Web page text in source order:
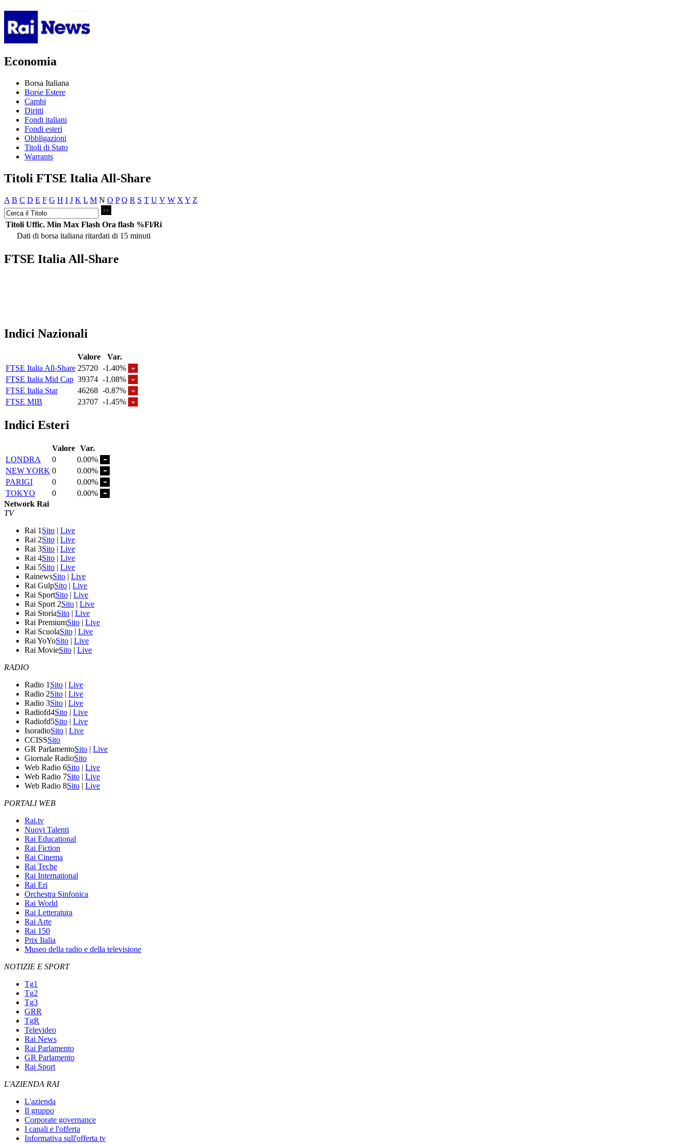
Economia
Borsa Italiana
Borse Estere
Cambi
Diritti
Fondi italiani
Fondi esteri
Obbligazioni
Titoli di Stato
Warrants
Titoli FTSE Italia All-Share
A B C D E F G H I J K L M N O P Q R S T U V W X Y Z
Titoli Uffic. Min Max Flash Ora flash %Fl/Ri
Dati di borsa italiana ritardati di 15 minuti
FTSE Italia All-Share
Indici Nazionali
Valore
Var.
FTSE Italia All-Share 25720 -1.40%
FTSE Italia Mid Cap 39374 -1.08%
FTSE Italia Star
46268 -0.87%
FTSE MIB
23707 -1.45%
Indici Esteri
Valore Var.
LONDRA
0
0.00%
NEW YORK 0
0.00%
PARIGI
0
0.00%
TOKYO
0
0.00%
Network Rai
TV
Rai 1 Sito | Live
Rai 2Sito | Live
Rai 3Sito | Live
Rai 4Sito | Live
Rai 5Sito | Live
RainewsSito | Live
Rai GulpSito | Live
Rai SportSito | Live
Rai Sport 2Sito | Live
Rai StoriaSito | Live
Rai PremiumSito | Live
Rai ScuolaSito | Live
Rai YoYoSito | Live
Rai MovieSito | Live
RADIO
Radio 1 Sito | Live
Radio 2Sito | Live
Radio 3Sito | Live
Radiofd4Sito | Live
Radiofd5Sito | Live
IsoradioSito | Live
CCISSSito
GR ParlamentoSito | Live
Giornale RadioSito
Web Radio 6Sito | Live
Web Radio 7Sito | Live
Web Radio 8Sito | Live
PORTALI WEB
Rai.tv
Nuovi Talenti
Rai Educational
Rai Fiction
Rai Cinema
Rai Teche
Rai International
Rai Eri
Orchestra Sinfonica
Rai World
Rai Letteratura
Rai Arte
Rai 150
Prix Italia
Museo della radio e della televisione
NOTIZIE E SPORT
Tg1
Tg2
Tg3
GRR
TgR
Televideo
Rai News
Rai Parlamento
GR Parlamento
Rai Sport
L'AZIENDA RAI
L'azienda
Il gruppo
Corporate governance
I canali e l'offerta
Informativa sull'offerta tv